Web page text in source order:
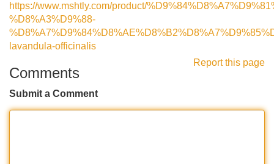
https://www.mshtly.com/product/
%D8%A3%D9%88-
lavandula-officinalis
Report this page
Comments
Submit a Comment